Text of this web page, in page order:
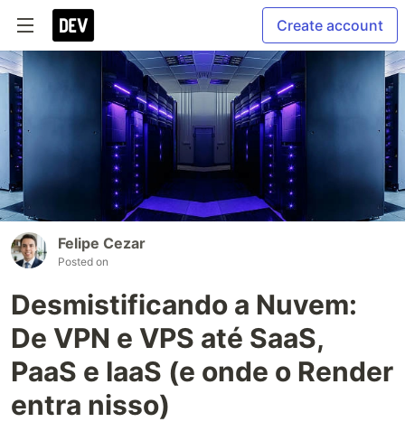
Create account
Felipe Cezar
Posted on
Desmistificando a Nuvem:
De VPN e VPS até SaaS,
PaaS e IaaS (e onde o Render
entra nisso)